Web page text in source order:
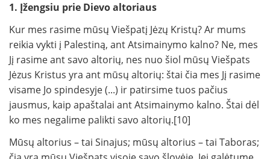
1. Įžengsiu prie Dievo altoriaus
Kur mes rasime mūsų Viešpatį Jėzų Kristų? Ar mums
reikia vykti į Palestiną, ant Atsimainymo kalno? Ne, mes
Jį rasime ant savo altorių, nes nuo šiol mūsų Viešpats
Jėzus Kristus yra ant mūsų altorių: štai čia mes Jį rasime
visame Jo spindesyje (...) ir patirsime tuos pačius
jausmus, kaip apaštalai ant Atsimainymo kalno. Štai dėl
ko mes negalime palikti savo altorių.[10]
Mūsų altorius – tai Sinajus; mūsų altorius – tai Taboras;